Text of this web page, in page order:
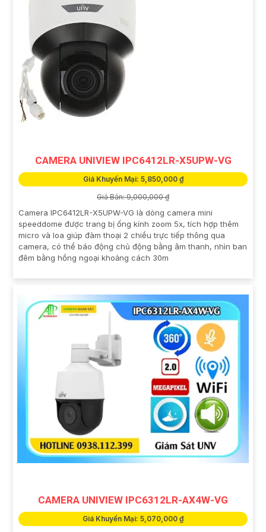
CAMERA UNIVIEW IPC6412LR-X5UPW-VG
Giá Khuyến Mại: 5,850,000 ₫
Giá Bán: 9,000,000 ₫
Camera IPC6412LR-X5UPW-VG là dòng camera mini
speeddome được trang bị ống kính zoom 5x, tích hợp thêm
micro và loa giúp đàm thoại 2 chiều trực tiếp thông qua
camera, có thể báo động chủ động bằng âm thanh, nhìn ban
đêm bằng hồng ngoại khoảng cách 30m
CAMERA UNIVIEW IPC6312LR-AX4W-VG
Giá Khuyến Mại: 5,070,000 ₫